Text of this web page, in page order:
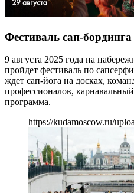
Фестиваль сап-
9 августа 2025 года на
пройдет фестиваль по
ждет сап-йога на досках,
профессионалов,
программа.
https://kudamoscow.ru/